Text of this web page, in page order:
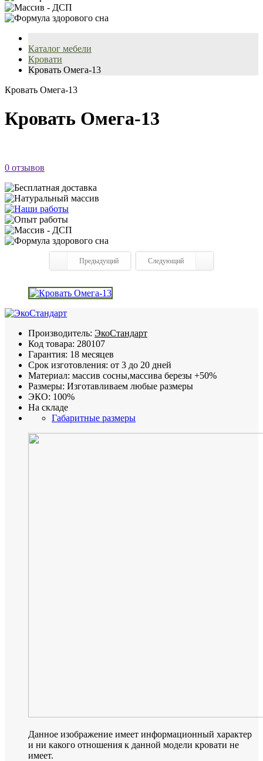
Каталог мебели
Кровати
Кровать Омега-13
Кровать Омега-13
Кровать Омега-13
0 отзывов
Предыдущий Следующий
Производитель: ЭкоСтандарт
Код товара: 280107
Гарантия: 18 месяцев
Срок изготовления: от 3 до 20 дней
Материал: массив сосны,массива березы +50%
Размеры: Изготавливаем любые размеры
ЭКО: 100%
На складе
Габаритные размеры
Данное изображение имеет информационный характер
и ни какого отношения к данной модели кровати не
имеет.